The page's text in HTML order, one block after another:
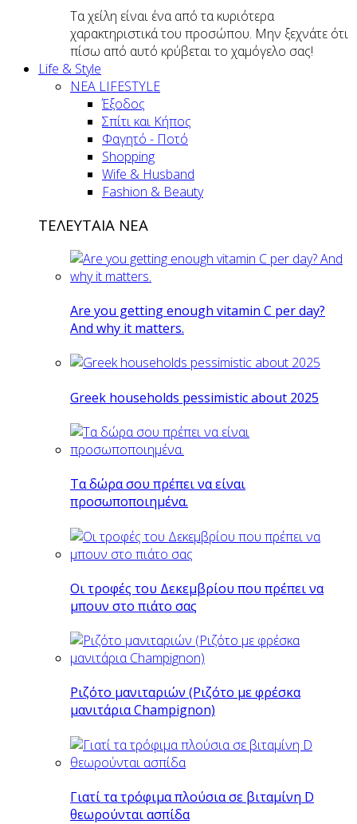
Τα χείλη είναι ένα από τα κυριότερα
χαρακτηριστικά του προσώπου. Μην ξεχνάτε ότι
πίσω από αυτό κρύβεται το χαμόγελο σας!
Life & Style
ΝΕΑ LIFESTYLE
Έξοδος
Σπίτι και Κήπος
Φαγητό - Ποτό
Shopping
Wife & Husband
Fashion & Beauty
ΤΕΛΕΥΤΑΙΑ ΝΕΑ
Are you getting enough vitamin C per day?
And why it matters.
Greek households pessimistic about 2025
Tα δώρα σου πρέπει να είναι
προσωποποιημένα.
Οι τροφές του Δεκεμβρίου που πρέπει να
μπουν στο πιάτο σας
Ριζότο μανιταριών (Ριζότο με φρέσκα
μανιτάρια Champignon)
Γιατί τα τρόφιμα πλούσια σε βιταμίνη D
θεωρούνται ασπίδα